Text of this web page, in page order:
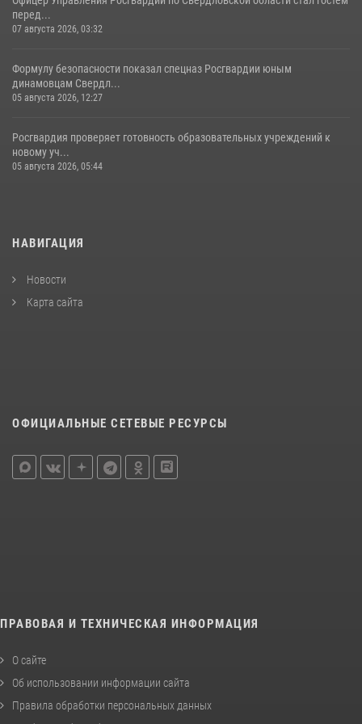
перед...
07 августа 2026, 03:32
Формулу безопасности показал спецназ Росгвардии юным
динамовцам Свердл...
05 августа 2026, 12:27
Росгвардия проверяет готовность образовательных учреждений к
новому уч...
05 августа 2026, 05:44
НАВИГАЦИЯ
Новости
Карта сайта
ОФИЦИАЛЬНЫЕ СЕТЕВЫЕ РЕСУРСЫ
ПРАВОВАЯ И ТЕХНИЧЕСКАЯ ИНФОРМАЦИЯ
О сайте
Об использовании информации сайта
Правила обработки персональных данных